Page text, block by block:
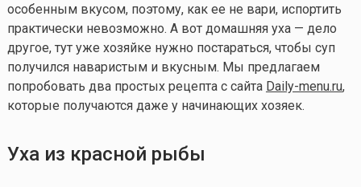
особенным вкусом, поэтому, как ее не вари, испортить
практически невозможно. А вот домашняя уха — дело
другое, тут уже хозяйке нужно постараться, чтобы суп
получился наваристым и вкусным. Мы предлагаем
попробовать два простых рецепта с сайта Daily-menu.ru,
которые получаются даже у начинающих хозяек.
Уха из красной рыбы